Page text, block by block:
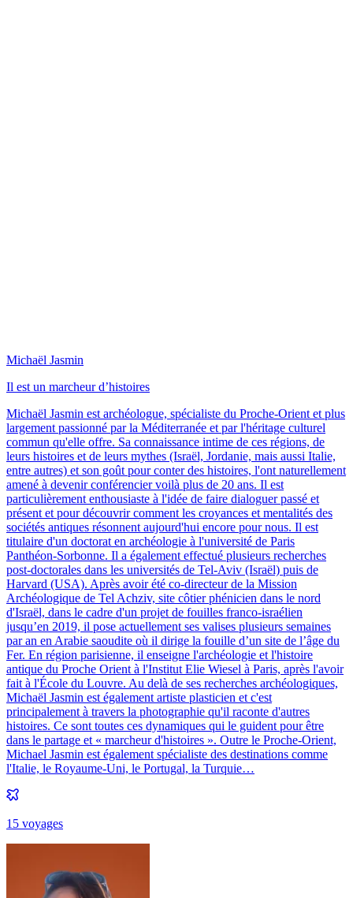
Michaël Jasmin
Il est un marcheur d’histoires
Michaël Jasmin est archéologue, spécialiste du Proche-Orient et plus
largement passionné par la Méditerranée et par l'héritage culturel
commun qu'elle offre. Sa connaissance intime de ces régions, de
leurs histoires et de leurs mythes (Israël, Jordanie, mais aussi Italie,
entre autres) et son goût pour conter des histoires, l'ont naturellement
amené à devenir conférencier voilà plus de 20 ans. Il est
particulièrement enthousiaste à l'idée de faire dialoguer passé et
présent et pour découvrir comment les croyances et mentalités des
sociétés antiques résonnent aujourd'hui encore pour nous. Il est
titulaire d'un doctorat en archéologie à l'université de Paris
Panthéon-Sorbonne. Il a également effectué plusieurs recherches
post-doctorales dans les universités de Tel-Aviv (Israël) puis de
Harvard (USA). Après avoir été co-directeur de la Mission
Archéologique de Tel Achziv, site côtier phénicien dans le nord
d'Israël, dans le cadre d'un projet de fouilles franco-israélien
jusqu’en 2019, il pose actuellement ses valises plusieurs semaines
par an en Arabie saoudite où il dirige la fouille d’un site de l’âge du
Fer. En région parisienne, il enseigne l'archéologie et l'histoire
antique du Proche Orient à l'Institut Elie Wiesel à Paris, après l'avoir
fait à l'École du Louvre. Au delà de ses recherches archéologiques,
Michaël Jasmin est également artiste plasticien et c'est
principalement à travers la photographie qu'il raconte d'autres
histoires. Ce sont toutes ces dynamiques qui le guident pour être
dans le partage et « marcheur d'histoires ». Outre le Proche-Orient,
Michael Jasmin est également spécialiste des destinations comme
l'Italie, le Royaume-Uni, le Portugal, la Turquie…
15 voyages